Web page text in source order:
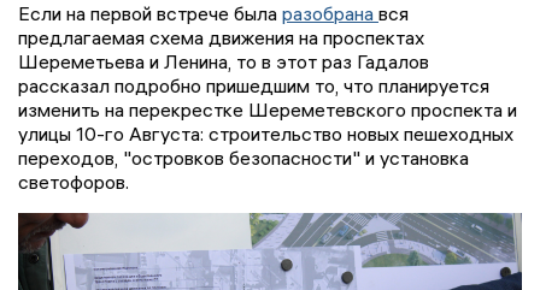
Если на первой встрече была разобрана вся
предлагаемая схема движения на проспектах
Шереметьева и Ленина, то в этот раз Гадалов
рассказал подробно пришедшим то, что планируется
изменить на перекрестке Шереметевского проспекта и
улицы 10-го Августа: строительство новых пешеходных
переходов, "островков безопасности" и установка
светофоров.